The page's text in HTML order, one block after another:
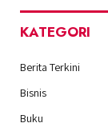
KATEGORI
Berita Terkini
Bisnis
Buku